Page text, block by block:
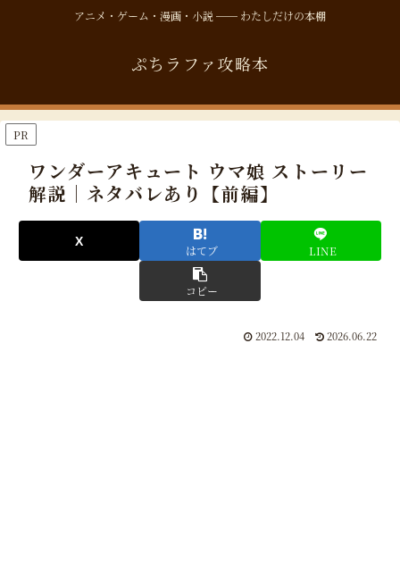
アニメ・ゲーム・漫画・小説 ── わたしだけの本棚
ぷちラファ攻略本
PR
ワンダーアキュート ウマ娘 ストーリー
解説｜ネタバレあり【前編】
はてブ LINE
コピー
2022.12.04 2026.06.22